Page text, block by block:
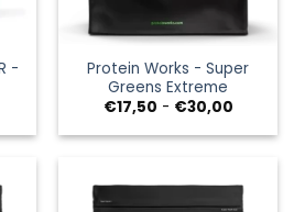
-
Protein Works - Super
Greens Extreme
€17,50 - €30,00Rango
precios:
€17,50
€30,00